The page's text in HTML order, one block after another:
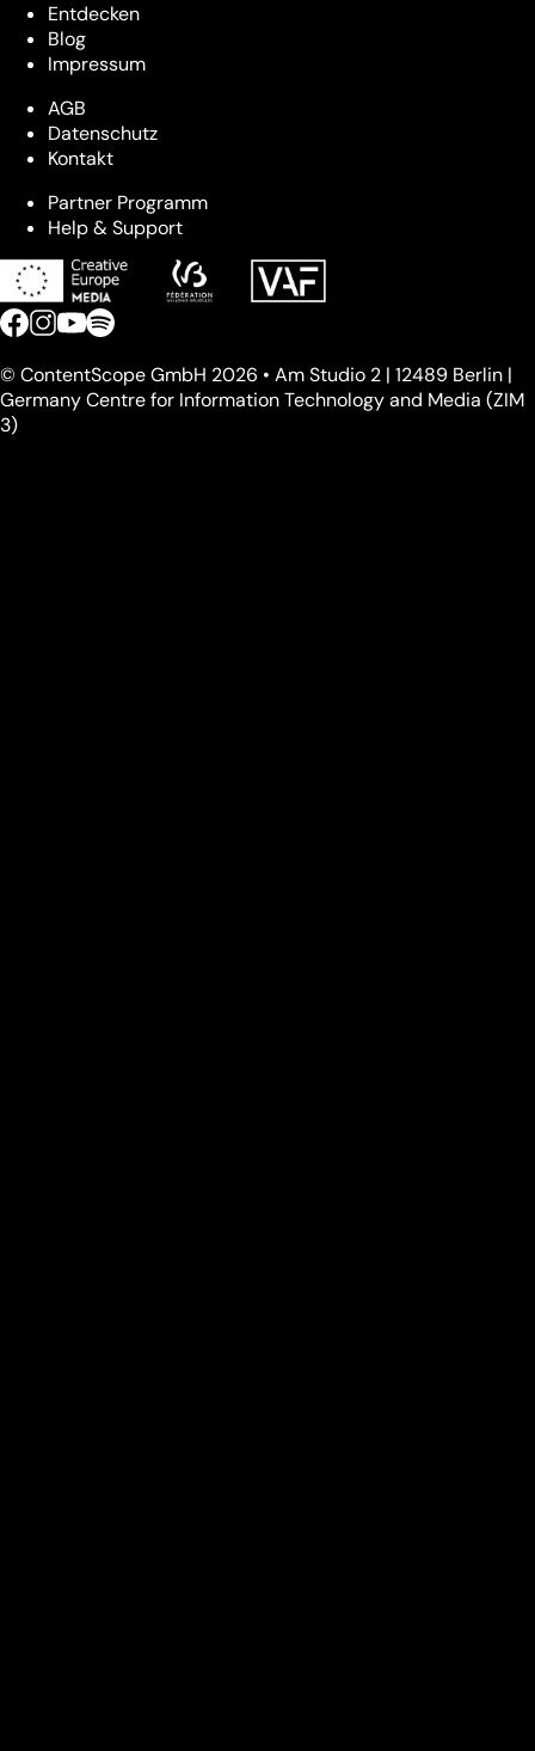
Entdecken
Blog
Impressum
AGB
Datenschutz
Kontakt
Partner Programm
Help & Support
© ContentScope GmbH 2026 • Am Studio 2 | 12489 Berlin |
Germany Centre for Information Technology and Media (ZIM
3)